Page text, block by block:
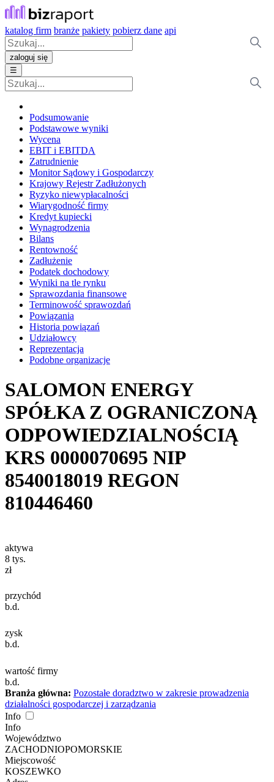
katalog firm branże pakiety pobierz dane api
zaloguj się
☰
Podsumowanie
Podstawowe wyniki
Wycena
EBIT i EBITDA
Zatrudnienie
Monitor Sądowy i Gospodarczy
Krajowy Rejestr Zadłużonych
Ryzyko niewypłacalności
Wiarygodność firmy
Kredyt kupiecki
Wynagrodzenia
Bilans
Rentowność
Zadłużenie
Podatek dochodowy
Wyniki na tle rynku
Sprawozdania finansowe
Terminowość sprawozdań
Powiązania
Historia powiązań
Udziałowcy
Reprezentacja
Podobne organizacje
SALOMON ENERGY
SPÓŁKA Z OGRANICZONĄ
ODPOWIEDZIALNOŚCIĄ
KRS 0000070695 NIP
8540018019 REGON
810446460
aktywa
8 tys.
zł
przychód
b.d.
zysk
b.d.
wartość firmy
b.d.
Branża główna: Pozostałe doradztwo w zakresie prowadzenia
działalności gospodarczej i zarządzania
Info
Info
Województwo
ZACHODNIOPOMORSKIE
Miejscowość
KOSZEWKO